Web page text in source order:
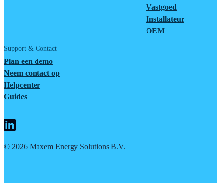
Vastgoed
Installateur
OEM
Support & Contact
Plan een demo
Neem contact op
Helpcenter
Guides
© 2026 Maxem Energy Solutions B.V.